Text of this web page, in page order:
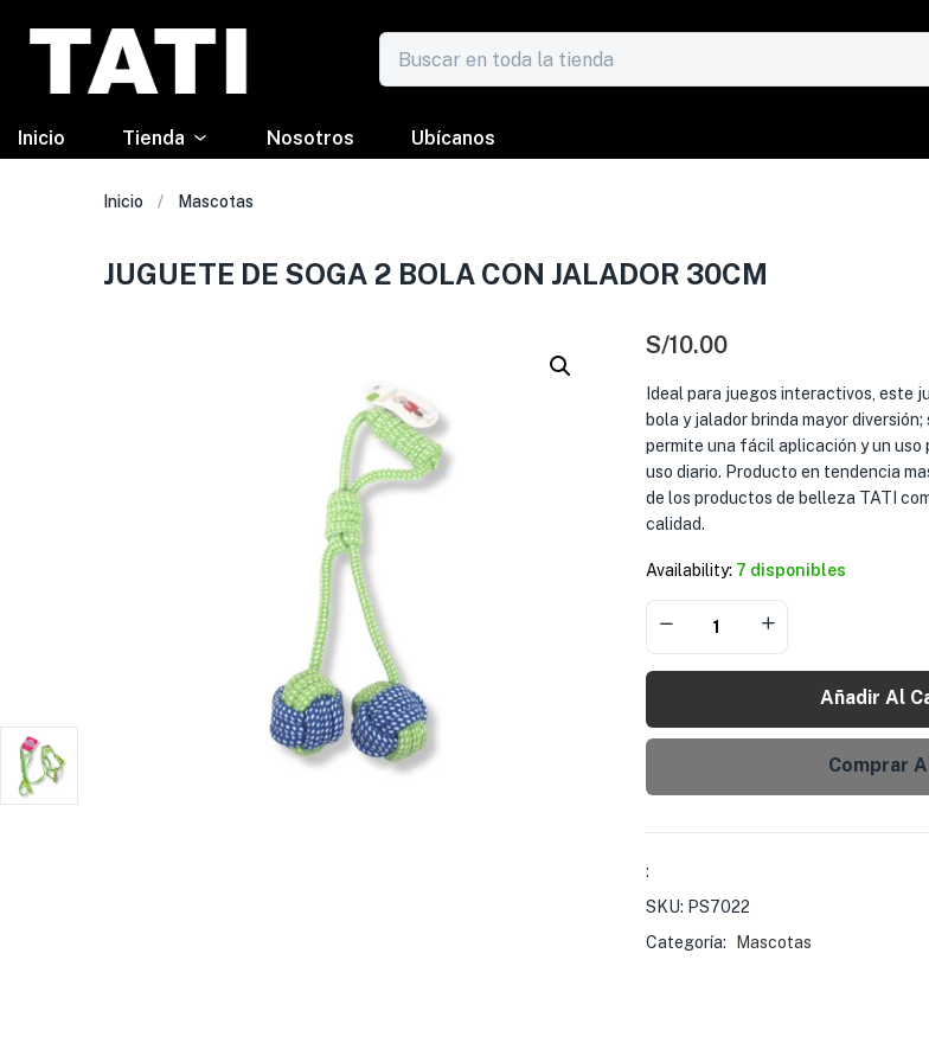
Inicio Tienda Nosotros Ubícanos
Inicio Mascotas
JUGUETE DE SOGA 2 BOLA CON JALADOR 30CM
S/10.00
Ideal para juegos interactivos, este
bola y jalador brinda mayor
permite una fácil aplicación y un
uso diario. Producto en tendencia
de los productos de belleza TATI
calidad.
Availability: 7 disponibles
Añadir Al
Comprar
:
SKU: PS7022
Categoría:
Mascotas